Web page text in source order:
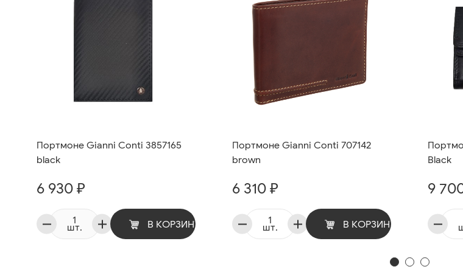
Портмоне Gianni Conti 3857165
black
6 930 ₽
шт. В КОРЗИНУ
Портмоне Gianni Conti 707142
brown
6 310 ₽
шт. В КОРЗИНУ
Black
9